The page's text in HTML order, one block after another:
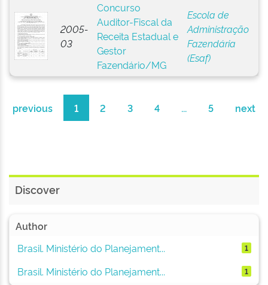
2005-
03
Concurso
Auditor-Fiscal da
Receita Estadual e
Gestor
Fazendário/MG
Escola de
Administração
Fazendária
(Esaf)
previous 1 2 3 4 ... 5 next
Discover
Author
Brasil. Ministério do Planejament...
1
Brasil. Ministério do Planejament... 1